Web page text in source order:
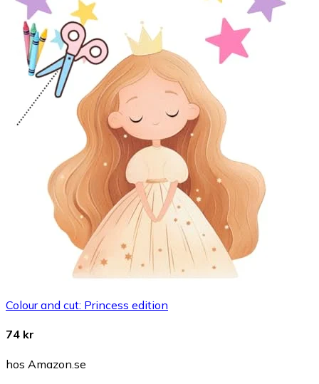
Colour and cut: Princess edition
74 kr
hos Amazon.se